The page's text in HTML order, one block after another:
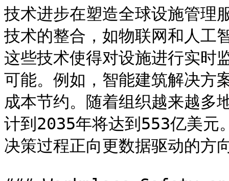
技术进步在塑造全球设施管理
技术的整合，如物联网和人工
这些技术使得对设施进行实时
可能。例如，智能建筑解决方
成本节约。随着组织越来越多
计到2035年将达到553亿美元
决策过程正向更数据驱动的方